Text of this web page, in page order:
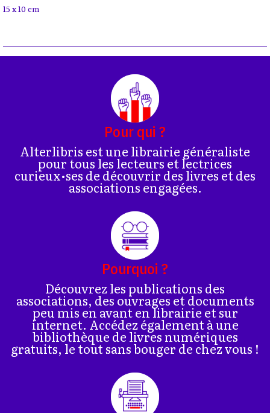
15 x 10 cm
Pour qui ?
Alterlibris est une librairie généraliste
pour tous les lecteurs et lectrices
curieux•ses de découvrir des livres et des
associations engagées.
Pourquoi ?
Découvrez les publications des
associations, des ouvrages et documents
peu mis en avant en librairie et sur
internet. Accédez également à une
bibliothèque de livres numériques
gratuits, le tout sans bouger de chez vous !